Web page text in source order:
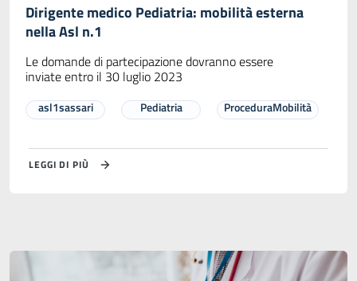
Dirigente medico Pediatria: mobilità esterna
nella Asl n.1
Le domande di partecipazione dovranno essere
inviate entro il 30 luglio 2023
asl1sassari Pediatria ProceduraMobilità
LEGGI DI PIÙ